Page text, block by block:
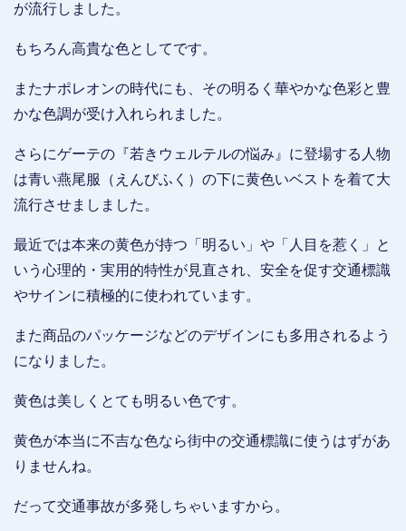
が流行しました。
もちろん高貴な色としてです。
またナポレオンの時代にも、その明るく華やかな色彩と豊
かな色調が受け入れられました。
さらにゲーテの『若きウェルテルの悩み』に登場する人物
は青い燕尾服（えんびふく）の下に黄色いベストを着て大
流行させましました。
最近では本来の黄色が持つ「明るい」や「人目を惹く」と
いう心理的・実用的特性が見直され、安全を促す交通標識
やサインに積極的に使われています。
また商品のパッケージなどのデザインにも多用されるよう
になりました。
黄色は美しくとても明るい色です。
黄色が本当に不吉な色なら街中の交通標識に使うはずがあ
りませんね。
だって交通事故が多発しちゃいますから。